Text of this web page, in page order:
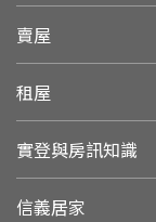
賣屋
租屋
實登與房訊知識
信義居家